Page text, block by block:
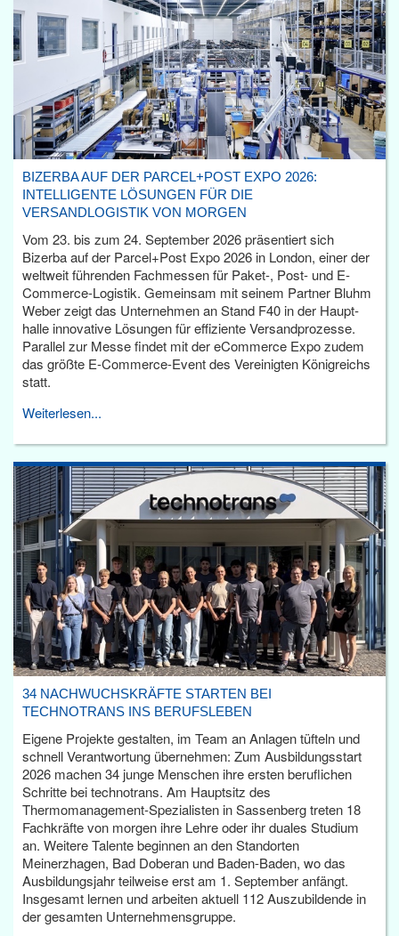
BIZERBA AUF DER PARCEL+POST EXPO 2026:
INTELLIGENTE LÖSUNGEN FÜR DIE
VERSANDLOGISTIK VON MORGEN
Vom 23. bis zum 24. September 2026 präsentiert sich
Bizerba auf der Parcel+Post Expo 2026 in London, einer der
weltweit führenden Fachmessen für Paket-, Post- und E-
Commerce-Logistik. Gemeinsam mit seinem Partner Bluhm
Weber zeigt das Unternehmen an Stand F40 in der Haupt­
halle innovative Lösungen für effiziente Versandprozesse.
Parallel zur Messe findet mit der eCommerce Expo zudem
das größte E-Commerce-Event des Vereinigten Königreichs
statt.
Weiterlesen...
34 NACHWUCHSKRÄFTE STARTEN BEI
TECHNOTRANS INS BERUFSLEBEN
Eigene Projekte gestalten, im Team an Anlagen tüfteln und
schnell Verantwortung übernehmen: Zum Ausbildungsstart
2026 machen 34 junge Menschen ihre ersten beruflichen
Schritte bei technotrans. Am Hauptsitz des
Thermomanagement-Spezialisten in Sassenberg treten 18
Fachkräfte von morgen ihre Lehre oder ihr duales Studium
an. Weitere Talente beginnen an den Standorten
Meinerzhagen, Bad Doberan und Baden-Baden, wo das
Ausbildungsjahr teilweise erst am 1. September anfängt.
Insgesamt lernen und arbeiten aktuell 112 Auszubildende in
der gesamten Unternehmensgruppe.